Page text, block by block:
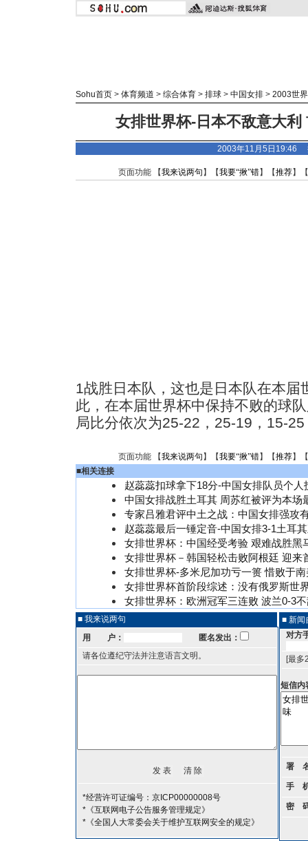
Sohu首页 > 体育频道 > 综合体育 > 排球 > 中国女排 > 2003世
女排世界杯-日本不敌意大利
2003年11月5日19:46
页面功能 【我来说两句 】【我要“揪”错】【推荐】
1战胜日本队，这也是日本队在本届
此，在本届世界杯中保持不败的球
局比分依次为25-22，25-19，15-
页面功能 【我来说两句 】【我要“揪”错】【推荐】
■相关连接
赵蕊蕊扣球拿下18分-中国女排队员个人
中国女排战胜土耳其 周苏红被评为本场
专家吕雅君评中土之战：中国女排强攻
赵蕊蕊最后一锤定音-中国女排3-1土耳
女排世界杯：中国经受考验 艰难战胜黑
女排世界杯－韩国轻松击败阿根廷 迎来
女排世界杯-多米尼加功亏一篑 惜败于
女排世界杯首阶段综述：没有俄罗斯世
女排世界杯：欧洲冠军三连败 波兰0-3
■ 我来说两句
用 户：
匿名发出：
请各位遵纪守法并注意语言文明。
*经营许可证编号：京ICP00000008号
*《互联网电子公告服务管理规定》
*《全国人大常委会关于维护互联网安全的规定》
■ 新闻
对方
[最多
短信内
署
手
密